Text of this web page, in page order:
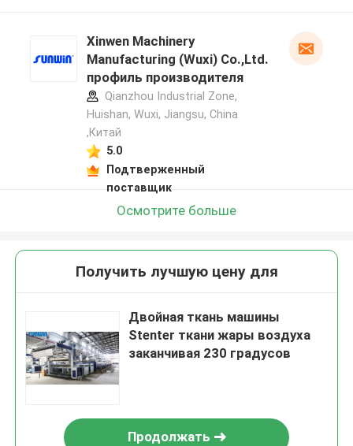
Xinwen Machinery
Manufacturing (Wuxi) Co.,Ltd.
профиль производителя
Qianzhou Industrial Zone,
Huishan, Wuxi, Jiangsu, China
,Китай
5.0
Подтверженный
поставщик
Осмотрите больше
Получить лучшую цену для
Двойная ткань машины
Stenter ткани жары воздуха
заканчивая 230 градусов
Продолжать